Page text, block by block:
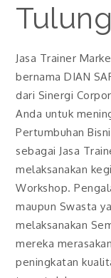
Jasa Trainer
bernama DIAN
dari Sinergi
Anda untuk
Pertumbuhan
sebagai Jasa
melaksanakan
Workshop.
maupun Swasta
melaksanakan
mereka
peningkatan